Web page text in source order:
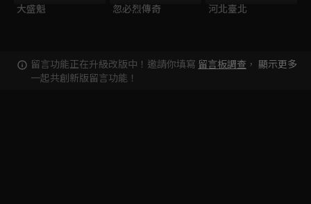
大盛魁 忽必烈傳奇 河北臺北
留言功能正在升級改版中！邀請你填寫 留言板調查 ，
一起共創新版留言功能！
顯示更多